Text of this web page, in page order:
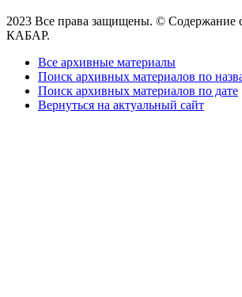
2023 Все права защищены. ©
КАБАР.
Все архивные материалы
Поиск архивных материалов по
Поиск архивных материалов по дате
Вернуться на актуальный сайт